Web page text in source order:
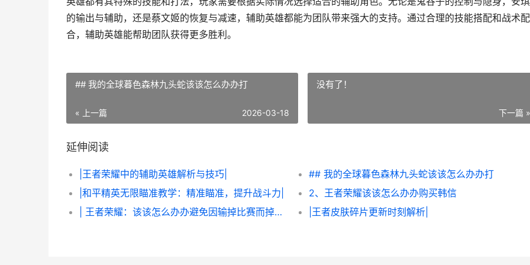
的输出与辅助，还是蔡文姬的恢复与减速，辅助英雄都能为团队带来强大的支持。通过合理的技能搭配和战术配
合，辅助英雄能帮助团队获得更多胜利。
## 我的全球暮色森林九头蛇该该怎么办办打
« 上一篇 2026-03-18
没有了！
下一篇 »
延伸阅读
|王者荣耀中的辅助英雄解析与技巧|
## 我的全球暮色森林九头蛇该该怎么办办打
|和平精英无限瞄准教学：精准瞄准，提升战斗力|
2、王者荣耀该该怎么办办购买韩信
| 王者荣耀：该该怎么办办避免因输掉比赛而掉段位
|王者皮肤碎片更新时刻解析|